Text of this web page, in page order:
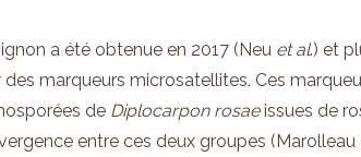
a été obtenue en 2017 (Neu et al.) et
marqueurs microsatellites. Ces
de Diplocarpon rosaeissues de
entre ces deux groupes (Marolleau